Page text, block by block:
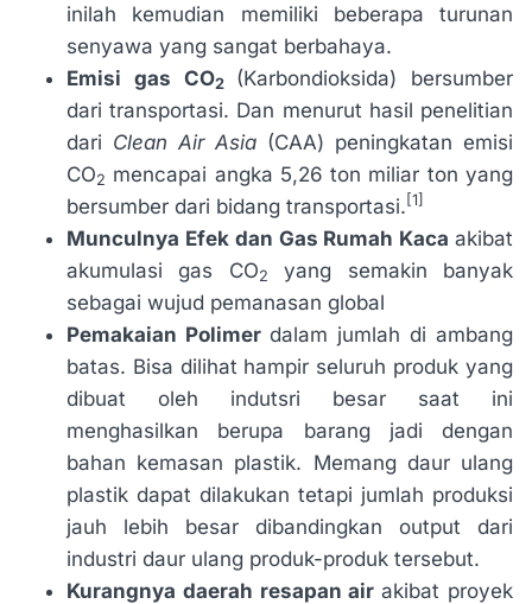
inilah kemudian memiliki beberapa turunan
senyawa yang sangat berbahaya.
Emisi gas CO2
(Karbondioksida) bersumber
dari transportasi. Dan menurut hasil penelitian
dari Clean Air Asia (CAA) peningkatan emisi
CO2 mencapai angka 5,26 ton miliar ton yang
bersumber dari bidang transportasi. [1]
Munculnya Efek dan Gas Rumah Kaca akibat
akumulasi gas CO2
yang semakin banyak
sebagai wujud pemanasan global
Pemakaian Polimer dalam jumlah di ambang
batas. Bisa dilihat hampir seluruh produk yang
dibuat oleh indutsri besar saat ini
menghasilkan berupa barang jadi dengan
bahan kemasan plastik. Memang daur ulang
plastik dapat dilakukan tetapi jumlah produksi
jauh lebih besar dibandingkan output dari
industri daur ulang produk-produk tersebut.
Kurangnya daerah resapan airakibat proyek